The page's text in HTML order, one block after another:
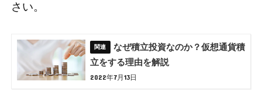
さい。
なぜ積立投資なのか？仮想通貨積
立をする理由を解説
2022年7月13日